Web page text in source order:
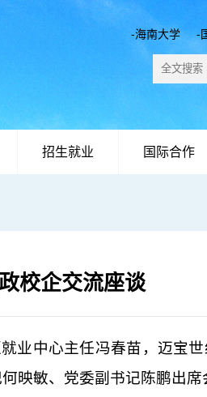
-
-海南大学
招生就业 国际合作
校企交流座谈
业中心主任冯春苗，迈宝
映敏、党委副书记陈鹏出席